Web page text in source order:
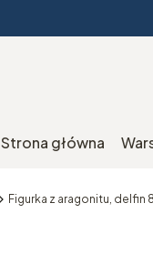
Strona główna
Figurka z aragonitu, delfin